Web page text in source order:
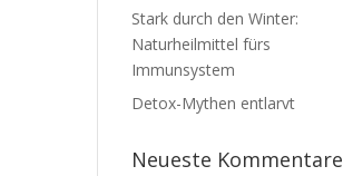
Stark durch den Winter:
Naturheilmittel fürs
Immunsystem
Detox-Mythen entlarvt
Neueste Kommentare